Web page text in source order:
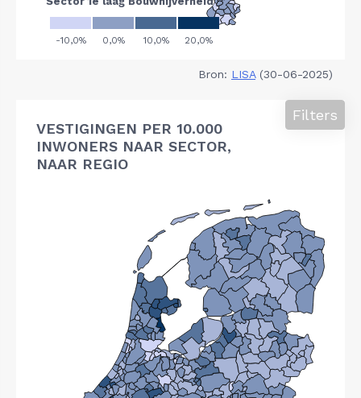
Bron: LISA(30-06-2025)
VESTIGINGEN PER 10.000
INWONERS NAAR SECTOR,
NAAR REGIO
Filters